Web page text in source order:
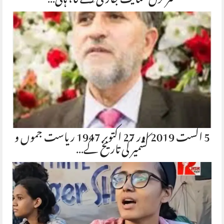
5 اگست 2019 اور 27 اکتوبر 1947 ریاست جموں وکشمیر کی تاریخ کے…